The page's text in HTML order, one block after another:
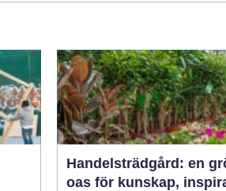
Handelsträdgård: en
oas för kunskap,